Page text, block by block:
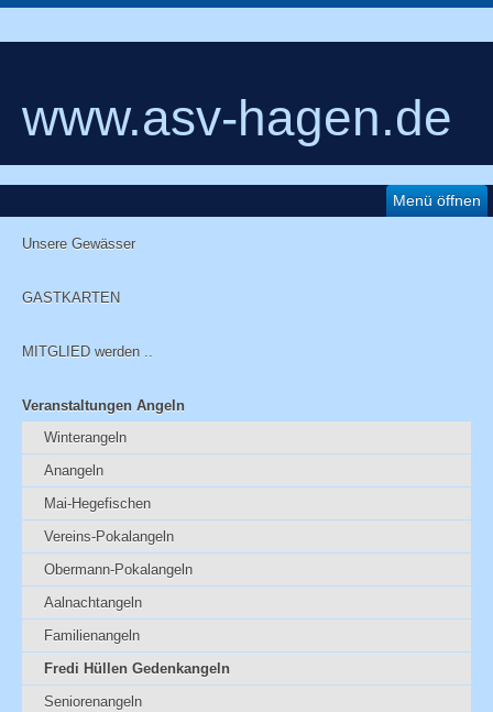
www.asv-hagen.de
Menü öffnen
Unsere Gewässer
GASTKARTEN
MITGLIED werden ..
Veranstaltungen Angeln
Winterangeln
Anangeln
Mai-Hegefischen
Vereins-Pokalangeln
Obermann-Pokalangeln
Aalnachtangeln
Familienangeln
Fredi Hüllen Gedenkangeln
Seniorenangeln